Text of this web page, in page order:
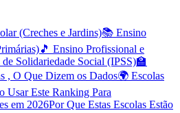
(Creches e Jardins)📚 Ensino
🎵 Ensino Profissional e
Solidariedade Social (IPSS)🏫
, O Que Dizem os Dados🌍 Escolas
Usar Este Ranking Para
em 2026Por Que Estas Escolas Estão